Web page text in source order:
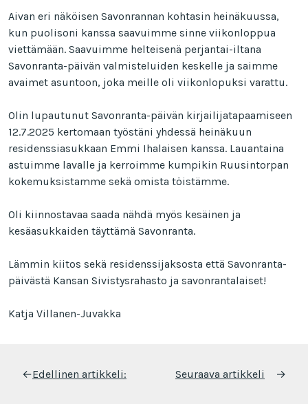
Aivan eri näköisen Savonrannan kohtasin heinäkuussa,
kun puolisoni kanssa saavuimme sinne viikonloppua
viettämään. Saavuimme helteisenä perjantai-iltana
Savonranta-päivän valmisteluiden keskelle ja saimme
avaimet asuntoon, joka meille oli viikonlopuksi varattu.
Olin lupautunut Savonranta-päivän kirjailijatapaamiseen
12.7.2025 kertomaan työstäni yhdessä heinäkuun
residenssiasukkaan Emmi Ihalaisen kanssa. Lauantaina
astuimme lavalle ja kerroimme kumpikin Ruusintorpan
kokemuksistamme sekä omista töistämme.
Oli kiinnostavaa saada nähdä myös kesäinen ja
kesäasukkaiden täyttämä Savonranta.
Lämmin kiitos sekä residenssijaksosta että Savonranta-
päivästä Kansan Sivistysrahasto ja savonrantalaiset!
Katja Villanen-Juvakka
Artikkelien
selaus
←Edellinen artikkeli: →
Seuraava artikkeli